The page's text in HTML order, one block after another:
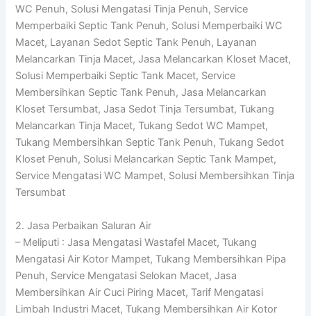
WC Penuh, Solusi Mengatasi Tinja Penuh, Service
Memperbaiki Septic Tank Penuh, Solusi Memperbaiki WC
Macet, Layanan Sedot Septic Tank Penuh, Layanan
Melancarkan Tinja Macet, Jasa Melancarkan Kloset Macet,
Solusi Memperbaiki Septic Tank Macet, Service
Membersihkan Septic Tank Penuh, Jasa Melancarkan
Kloset Tersumbat, Jasa Sedot Tinja Tersumbat, Tukang
Melancarkan Tinja Macet, Tukang Sedot WC Mampet,
Tukang Membersihkan Septic Tank Penuh, Tukang Sedot
Kloset Penuh, Solusi Melancarkan Septic Tank Mampet,
Service Mengatasi WC Mampet, Solusi Membersihkan Tinja
Tersumbat
2. Jasa Perbaikan Saluran Air
– Meliputi : Jasa Mengatasi Wastafel Macet, Tukang
Mengatasi Air Kotor Mampet, Tukang Membersihkan Pipa
Penuh, Service Mengatasi Selokan Macet, Jasa
Membersihkan Air Cuci Piring Macet, Tarif Mengatasi
Limbah Industri Macet, Tukang Membersihkan Air Kotor